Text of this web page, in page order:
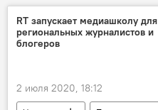
лечение
Курсы
RT запускает медиашколу для
региональных журналистов и
блогеров
2 июля 2020, 18:12